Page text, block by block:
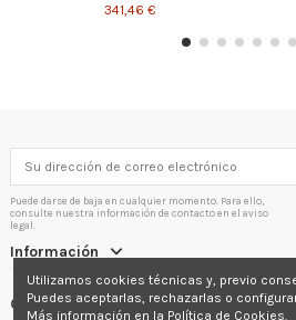
341,46 €
Puede darse de baja en cualquier momento. Para ello,
consulte nuestra información de contacto en el aviso
legal.
Información
Contactáctenos
Utilizamos cookies técnicas y, previo
Puedes aceptarlas, rechazarlas o
Más información en la Política de Cookies.